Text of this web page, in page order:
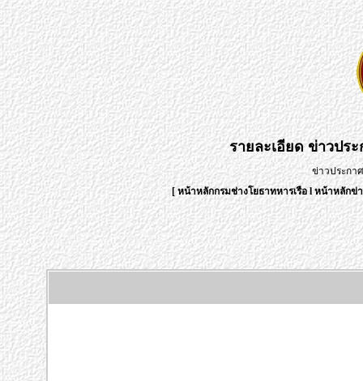
รายละเอียดข่าวปร
ข่าวประกา
[หน้าหลักกรมช่างโยธาทหารเรือlหน้าหลักข่